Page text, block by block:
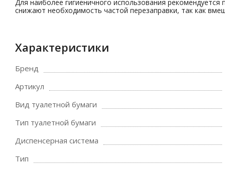
Для наиболее гигиеничного использования
снижают необходимость частой перезаправки, так как
Характеристики
Бренд
Артикул
Вид туалетной бумаги
Тип туалетной бумаги
Диспенсерная система
Тип